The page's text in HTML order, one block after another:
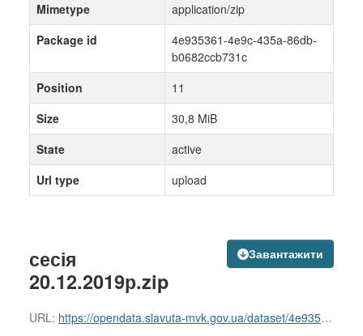
Завантажити
сесія
20.12.2019р.zip
URL: https://opendata.slavuta-mvk.gov.ua/dataset/4e935361-4e9c-435a-86db-b0682ccb731c/resource/2fd100c7-998c-4210-8ce1-c2b61509b7c0/download/-20.12.2019.zip
Mimetype
application/zip
Package id
4e935361-4e9c-435a-86db-
b0682ccb731c
Position
11
Size
30,8 MiB
State
active
Url type
upload